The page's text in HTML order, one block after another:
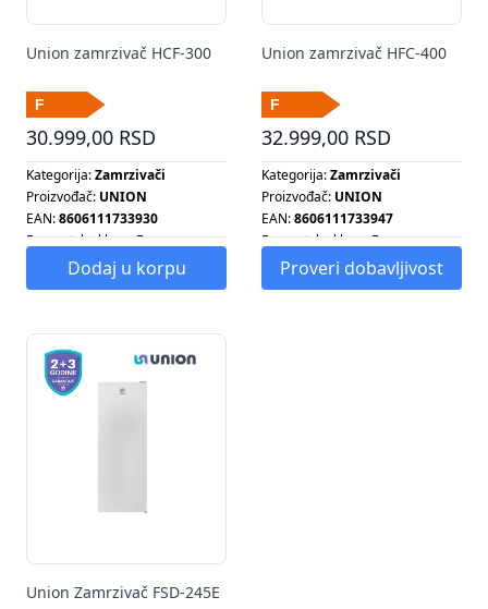
Union zamrzivač HCF-300
30.999,00 RSD
Kategorija:Zamrzivači
Proizvođač: UNION
EAN:8606111733930
Energetska klasa:F
Energetska klasa: F
Kapacitet zamrzivača:
287 L
HORIZONTALNI
Dodaj u korpu
Union zamrzivač HFC-400
32.999,00 RSD
Kategorija:Zamrzivači
Proizvođač: UNION
EAN:8606111733947
Energetska klasa:F
Energetska klasa:F
Kapacitet zamrzivača: 380 L
Proveri dobavljivost
Union Zamrzivač FSD-245E